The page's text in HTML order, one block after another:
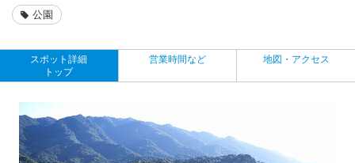
公園
スポット詳細
トップ
営業時間など 地図・アクセス